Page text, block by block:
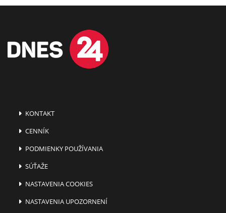
KONTAKT
CENNÍK
PODMIENKY POUŽÍVANIA
SÚŤAŽE
NASTAVENIA COOKIES
NASTAVENIA UPOZORNENÍ